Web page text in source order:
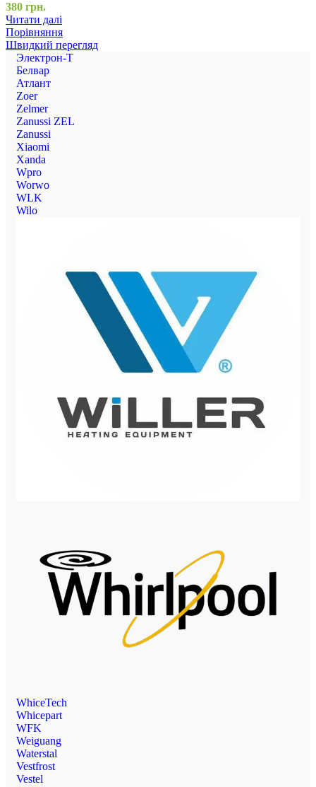
380 грн.
Читати далі
Порівняння
Швидкий перегляд
Электрон-Т
Белвар
Атлант
Zoer
Zelmer
Zanussi ZEL
Zanussi
Xiaomi
Xanda
Wpro
Worwo
WLK
Wilo
WhiceTech
Whicepart
WFK
Weiguang
Waterstal
Vestfrost
Vestel